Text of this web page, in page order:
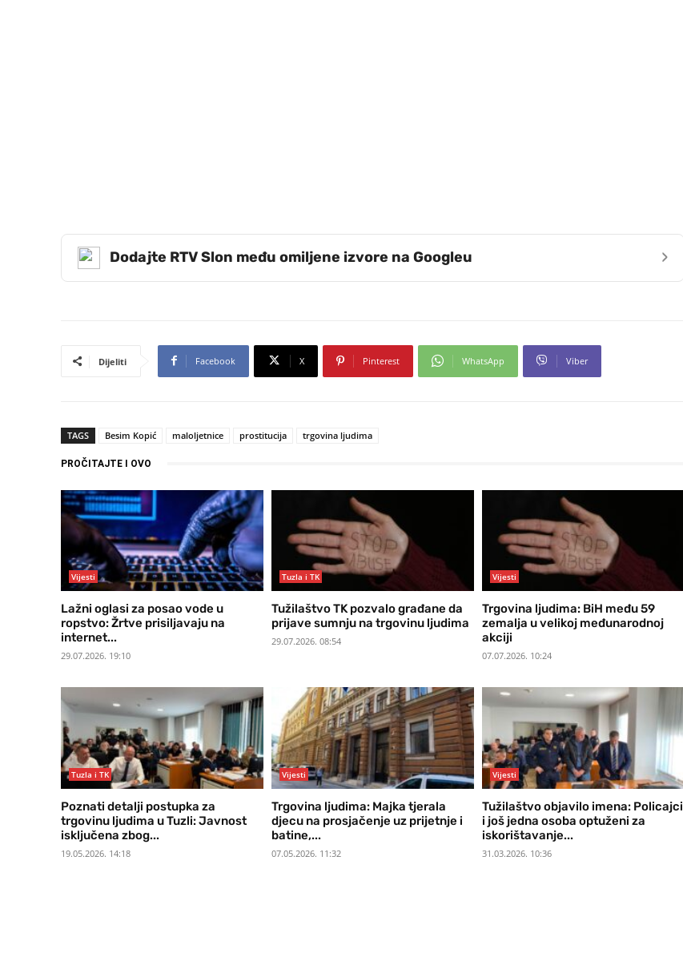
Dodajte RTV Slon među omiljene izvore na Googleu ›
Dijeliti Facebook X Pinterest WhatsApp Viber
TAGS Besim Kopić maloljetnice prostitucija trgovina ljudima
PROČITAJTE I OVO
Vijesti
Lažni oglasi za posao vode u
ropstvo: Žrtve prisiljavaju na
internet...
29.07.2026. 19:10
Tuzla i TK
Tužilaštvo TK pozvalo građane da
prijave sumnju na trgovinu ljudima
29.07.2026. 08:54
Vijesti
Trgovina ljudima: BiH među 59
zemalja u velikoj međunarodnoj
akciji
07.07.2026. 10:24
Tuzla i TK
Poznati detalji postupka za
trgovinu ljudima u Tuzli: Javnost
isključena zbog...
19.05.2026. 14:18
Vijesti
Trgovina ljudima: Majka tjerala
djecu na prosjačenje uz prijetnje i
batine,...
07.05.2026. 11:32
Vijesti
Tužilaštvo objavilo imena: Policajci
i još jedna osoba optuženi za
iskorištavanje...
31.03.2026. 10:36